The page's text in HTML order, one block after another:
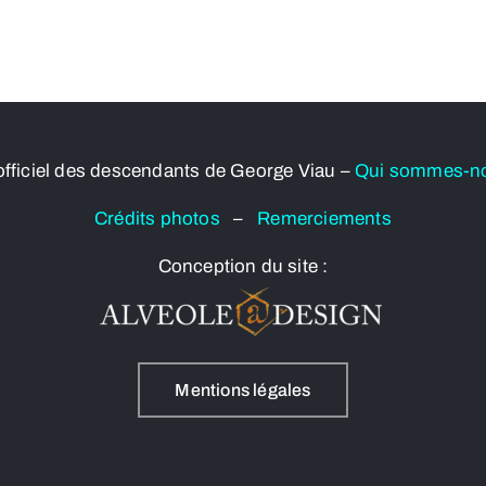
des descendants de George Viau – Qui sommes-
Crédits photos– Remerciements
Conception du site :
Mentions légales